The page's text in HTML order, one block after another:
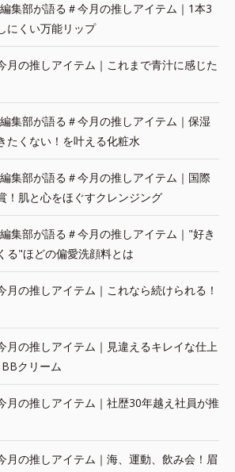
集部が語る＃今月の推しアイテム｜1本3
にくい万能リップ
月の推しアイテム｜これまで青汁に感じた
集部が語る＃今月の推しアイテム｜保湿
たくない！を叶える化粧水
集部が語る＃今月の推しアイテム｜国際
！肌と心をほぐすクレンジング
集部が語る＃今月の推しアイテム｜"好き
る"ほどの偏愛洗顔料とは
月の推しアイテム｜これなら続けられる！
月の推しアイテム｜見違えるキレイな仕上
クリーム
月の推しアイテム｜社歴30年越え社員が推
月の推しアイテム｜海、運動、飲み会！眉